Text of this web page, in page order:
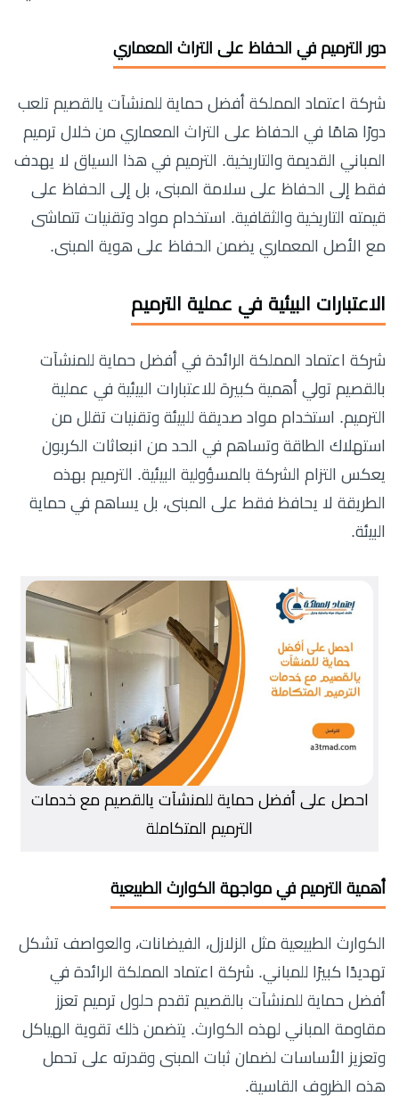
دور الترميم في الحفاظ على التراث المعماري
شركة اعتماد المملكة أفضل حماية للمنشآت يالقصيم تلعب
دورًا هامًا في الحفاظ على التراث المعماري من خلال ترميم
المباني القديمة والتاريخية. الترميم في هذا السياق لا يهدف
فقط إلى الحفاظ على سلامة المبنى، بل إلى الحفاظ على
قيمته التاريخية والثقافية. استخدام مواد وتقنيات تتماشى
مع الأصل المعماري يضمن الحفاظ على هوية المبنى.
الاعتبارات البيئية في عملية الترميم
شركة اعتماد المملكة الرائدة في أفضل حماية للمنشآت
بالقصيم تولي أهمية كبيرة للاعتبارات البيئية في عملية
الترميم. استخدام مواد صديقة للبيئة وتقنيات تقلل من
استهلاك الطاقة وتساهم في الحد من انبعاثات الكربون
يعكس التزام الشركة بالمسؤولية البيئية. الترميم بهذه
الطريقة لا يحافظ فقط على المبنى، بل يساهم في حماية
البيئة.
احصل على أفضل حماية للمنشآت يالقصيم مع خدمات
الترميم المتكاملة
أهمية الترميم في مواجهة الكوارث الطبيعية
الكوارث الطبيعية مثل الزلازل، الفيضانات، والعواصف تشكل
تهديدًا كبيرًا للمباني. شركة اعتماد المملكة الرائدة في
أفضل حماية للمنشآت بالقصيم تقدم حلول ترميم تعزز
مقاومة المباني لهذه الكوارث. يتضمن ذلك تقوية الهياكل
وتعزيز الأساسات لضمان ثبات المبنى وقدرته على تحمل
هذه الظروف القاسية.